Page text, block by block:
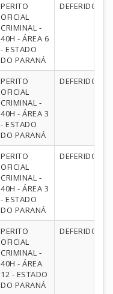
PERITO
OFICIAL
CRIMINAL -
40H - ÁREA 6
- ESTADO
DO PARANÁ
DEFERIDO
PERITO
OFICIAL
CRIMINAL -
40H - ÁREA 3
- ESTADO
DO PARANÁ
DEFERIDO
PERITO
OFICIAL
CRIMINAL -
40H - ÁREA 3
- ESTADO
DO PARANÁ
DEFERIDO
PERITO
OFICIAL
CRIMINAL -
40H - ÁREA
12 - ESTADO
DO PARANÁ
DEFERIDO